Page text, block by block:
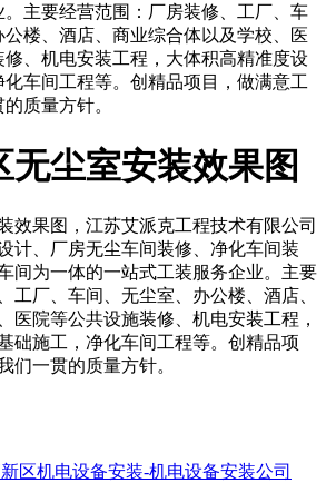
主要经营范围：厂房装修、工厂、车
公楼、酒店、商业综合体以及学校、医
修、机电安装工程，大体积高精准度设
车间工程等。创精品项目，做满意工
质量方针。
无尘室安装效果图
效果图，江苏艾派克工程技术有限公司
计、厂房无尘车间装修、净化车间装
间为一体的一站式工装服务企业。主要
工厂、车间、无尘室、办公楼、酒店、
医院等公共设施装修、机电安装工程，
础施工，净化车间工程等。创精品项
们一贯的质量方针。
区机电设备安装-机电设备安装公司